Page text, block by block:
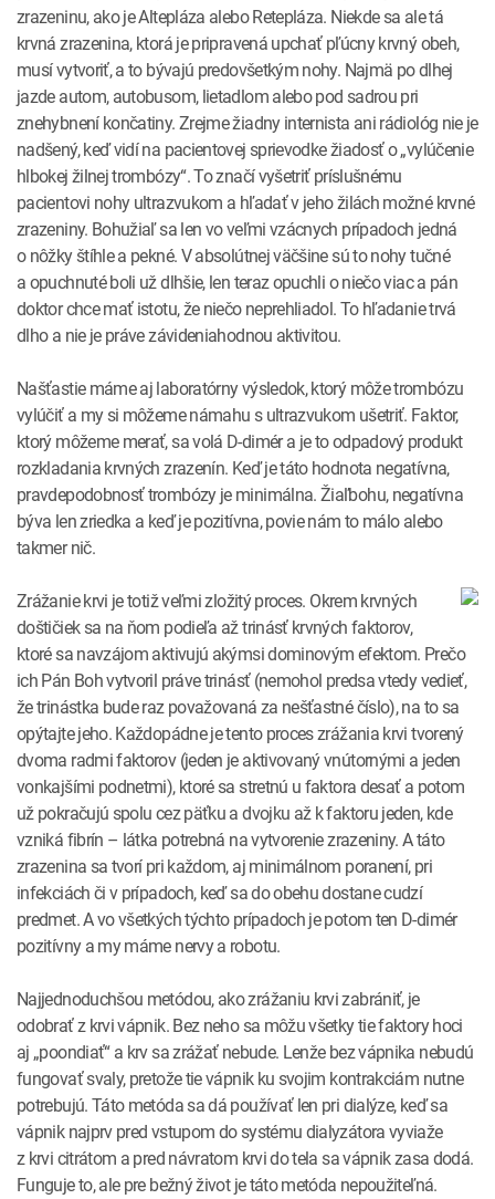
zrazeninu, ako je Altepláza alebo Retepláza. Niekde sa ale tá
krvná zrazenina, ktorá je pripravená upchať pľúcny krvný obeh,
musí vytvoriť, a to bývajú predovšetkým nohy. Najmä po dlhej
jazde autom, autobusom, lietadlom alebo pod sadrou pri
znehybnení končatiny. Zrejme žiadny internista ani rádiológ nie je
nadšený, keď vidí na pacientovej sprievodke žiadosť o „vylúčenie
hlbokej žilnej trombózy“. To značí vyšetriť príslušnému
pacientovi nohy ultrazvukom a hľadať v jeho žilách možné krvné
zrazeniny. Bohužiaľ sa len vo veľmi vzácnych prípadoch jedná
o nôžky štíhle a pekné. V absolútnej väčšine sú to nohy tučné
a opuchnuté boli už dlhšie, len teraz opuchli o niečo viac a pán
doktor chce mať istotu, že niečo neprehliadol. To hľadanie trvá
dlho a nie je práve závideniahodnou aktivitou.
Našťastie máme aj laboratórny výsledok, ktorý môže trombózu
vylúčiť a my si môžeme námahu s ultrazvukom ušetriť. Faktor,
ktorý môžeme merať, sa volá D-dimér a je to odpadový produkt
rozkladania krvných zrazenín. Keď je táto hodnota negatívna,
pravdepodobnosť trombózy je minimálna. Žiaľbohu, negatívna
býva len zriedka a keď je pozitívna, povie nám to málo alebo
takmer nič.
Zrážanie krvi je totiž veľmi zložitý proces. Okrem krvných
doštičiek sa na ňom podieľa až trinásť krvných faktorov,
ktoré sa navzájom aktivujú akýmsi dominovým efektom. Prečo
ich Pán Boh vytvoril práve trinásť (nemohol predsa vtedy vedieť,
že trinástka bude raz považovaná za nešťastné číslo), na to sa
opýtajte jeho. Každopádne je tento proces zrážania krvi tvorený
dvoma radmi faktorov (jeden je aktivovaný vnútornými a jeden
vonkajšími podnetmi), ktoré sa stretnú u faktora desať a potom
už pokračujú spolu cez päťku a dvojku až k faktoru jeden, kde
vzniká fibrín – látka potrebná na vytvorenie zrazeniny. A táto
zrazenina sa tvorí pri každom, aj minimálnom poranení, pri
infekciách či v prípadoch, keď sa do obehu dostane cudzí
predmet. A vo všetkých týchto prípadoch je potom ten D-dimér
pozitívny a my máme nervy a robotu.
Najjednoduchšou metódou, ako zrážaniu krvi zabrániť, je
odobrať z krvi vápnik. Bez neho sa môžu všetky tie faktory hoci
aj „poondiať“ a krv sa zrážať nebude. Lenže bez vápnika nebudú
fungovať svaly, pretože tie vápnik ku svojim kontrakciám nutne
potrebujú. Táto metóda sa dá používať len pri dialýze, keď sa
vápnik najprv pred vstupom do systému dialyzátora vyviaže
z krvi citrátom a pred návratom krvi do tela sa vápnik zasa dodá.
Funguje to, ale pre bežný život je táto metóda nepoužiteľná.